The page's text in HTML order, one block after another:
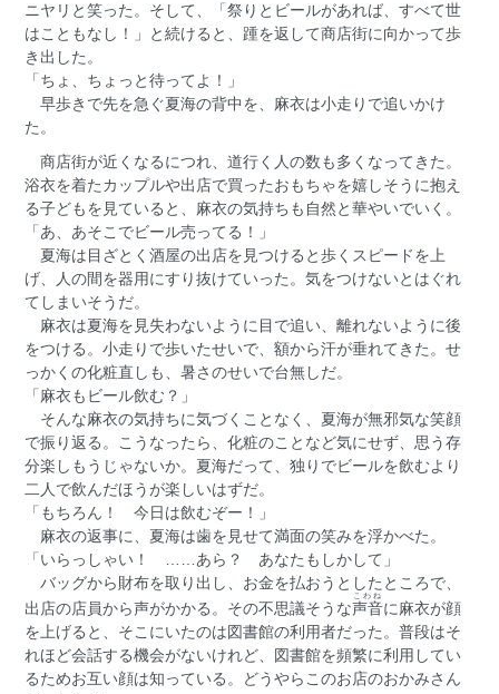
ニヤリと笑った。そして、「祭りとビールがあれば、すべて世
はこともなし！」と続けると、踵を返して商店街に向かって歩
き出した。
「ちょ、ちょっと待ってよ！」
早歩きで先を急ぐ夏海の背中を、麻衣は小走りで追いかけ
た。
商店街が近くなるにつれ、道行く人の数も多くなってきた。
浴衣を着たカップルや出店で買ったおもちゃを嬉しそうに抱え
る子どもを見ていると、麻衣の気持ちも自然と華やいでいく。
「あ、あそこでビール売ってる！」
夏海は目ざとく酒屋の出店を見つけると歩くスピードを上
げ、人の間を器用にすり抜けていった。気をつけないとはぐれ
てしまいそうだ。
麻衣は夏海を見失わないように目で追い、離れないように後
をつける。小走りで歩いたせいで、額から汗が垂れてきた。せ
っかくの化粧直しも、暑さのせいで台無しだ。
「麻衣もビール飲む？」
そんな麻衣の気持ちに気づくことなく、夏海が無邪気な笑顔
で振り返る。こうなったら、化粧のことなど気にせず、思う存
分楽しもうじゃないか。夏海だって、独りでビールを飲むより
二人で飲んだほうが楽しいはずだ。
「もちろん！ 今日は飲むぞー！」
麻衣の返事に、夏海は歯を見せて満面の笑みを浮かべた。
「いらっしゃい！ ……あら？ あなたもしかして」
バッグから財布を取り出し、お金を払おうとしたところで、
出店の店員から声がかかる。その不思議そうな声音
こわね
に麻衣が顔
を上げると、そこにいたのは図書館の利用者だった。普段はそ
れほど会話する機会がないけれど、図書館を頻繁に利用してい
るためお互い顔は知っている。どうやらこのお店のおかみさん